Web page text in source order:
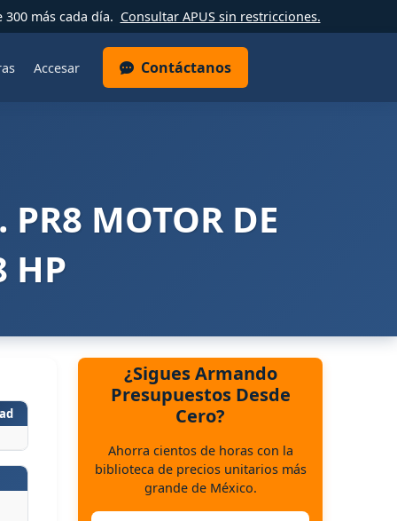
más cada día. Consultar APUS sin restricciones.
Accesar Contáctanos
MOTOR DE
HP
¿Sigues Armando
Presupuestos Desde
Cero?
Ahorra cientos de horas con la
biblioteca de precios unitarios más
grande de México.